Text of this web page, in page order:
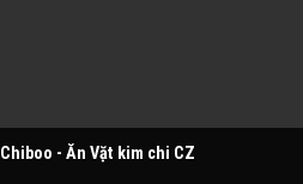
Chiboo - Ăn Vặt kim chi CZ